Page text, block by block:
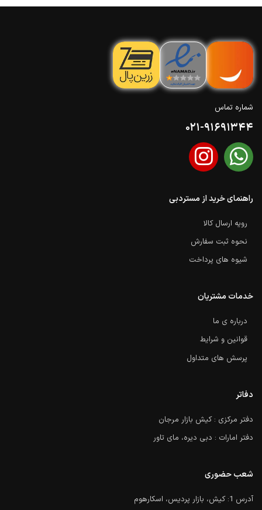
شماره تماس
021-91691344
راهنمای خرید از مستردبی
رویه ارسال کالا
نحوه ثبت سفارش
شیوه های پرداخت
خدمات مشتریان
درباره ی ما
قوانین و شرایط
پرسش های متداول
دفاتر
دفتر مرکزی : کیش بازار مرجان
دفتر امارات : دبی دیره، مای تاور
شعب حضوری
آدرس 1: کیش، بازار پردیس، اسکارهوم